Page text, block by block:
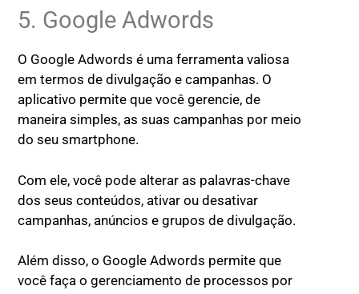
5. Google Adwords
O Google Adwords é uma ferramenta valiosa
em termos de divulgação e campanhas. O
aplicativo permite que você gerencie, de
maneira simples, as suas campanhas por meio
do seu smartphone.
Com ele, você pode alterar as palavras-chave
dos seus conteúdos, ativar ou desativar
campanhas, anúncios e grupos de divulgação.
Além disso, o Google Adwords permite que
você faça o gerenciamento de processos por